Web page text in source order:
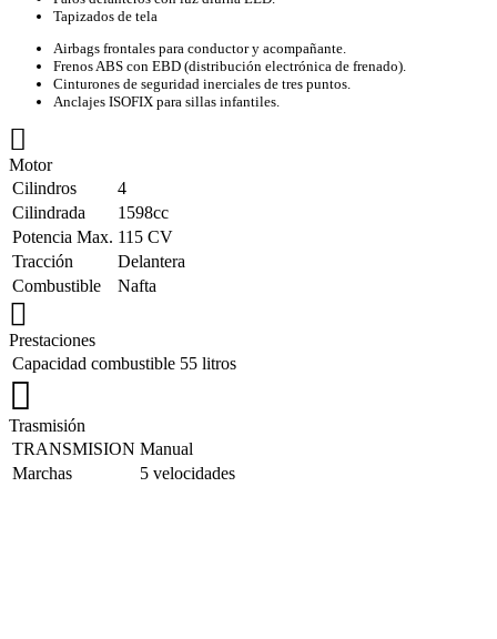
Tapizados de tela
Airbags frontales para conductor y acompañante.
Frenos ABS con EBD (distribución electrónica de frenado).
Cinturones de seguridad inerciales de tres puntos.
Anclajes ISOFIX para sillas infantiles.
Motor
Cilindros
4
Cilindrada
1598cc
Potencia Max. 115 CV
Tracción
Delantera
Combustible
Nafta
Prestaciones
Capacidad combustible 55 litros
Trasmisión
TRANSMISION Manual
Marchas
5 velocidades